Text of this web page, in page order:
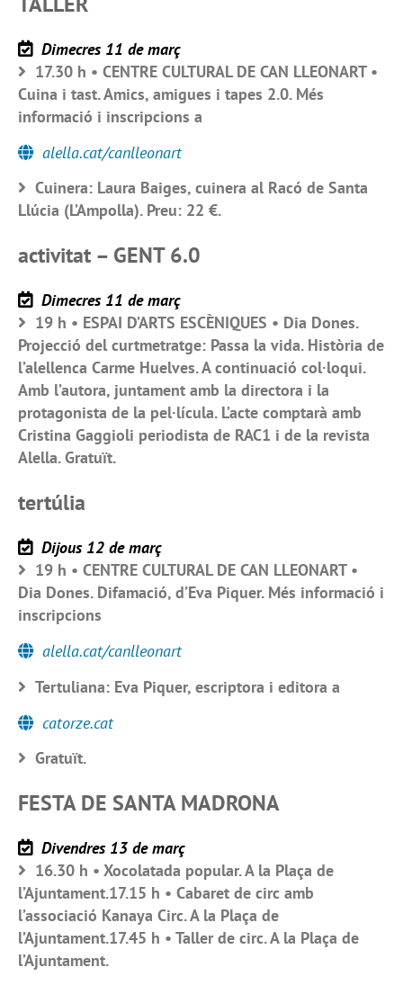
Dimecres 11 de març
17.30 h • CENTRE CULTURAL DE CAN LLEONART •
Cuina i tast. Amics, amigues i tapes 2.0. Més
informació i inscripcions a
alella.cat/canlleonart
Cuinera: Laura Baiges, cuinera al Racó de Santa
Llúcia (L’Ampolla). Preu: 22 €.
activitat – GENT 6.0
Dimecres 11 de març
19 h • ESPAI D’ARTS ESCÈNIQUES • Dia Dones.
Projecció del curtmetratge: Passa la vida. Història de
l’alellenca Carme Huelves. A continuació col·loqui.
Amb l’autora, juntament amb la directora i la
protagonista de la pel·lícula. L’acte comptarà amb
Cristina Gaggioli periodista de RAC1 i de la revista
Alella. Gratuït.
tertúlia
Dijous 12 de març
19 h • CENTRE CULTURAL DE CAN LLEONART •
Dia Dones. Difamació, d’Eva Piquer. Més informació i
inscripcions
alella.cat/canlleonart
Tertuliana: Eva Piquer, escriptora i editora a
catorze.cat
Gratuït.
FESTA DE SANTA MADRONA
Divendres 13 de març
16.30 h • Xocolatada popular. A la Plaça de
l’Ajuntament.17.15 h • Cabaret de circ amb
l’associació Kanaya Circ. A la Plaça de
l’Ajuntament.17.45 h • Taller de circ. A la Plaça de
l’Ajuntament.